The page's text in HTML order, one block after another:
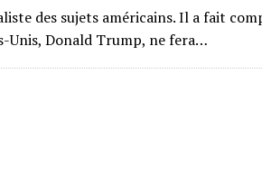
des sujets américains. Il a fait
Unis, Donald Trump, ne fera…